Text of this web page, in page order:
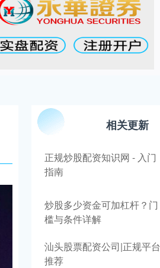
相关更新
正规炒股配资知识网 - 入门
指南
炒股多少资金可加杠杆？门
槛与条件详解
汕头股票配资公司|正规平台
推荐